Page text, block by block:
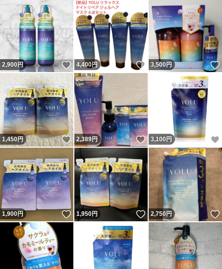
2,900円 いいね！
4,400円 いいね！
3,500円
1,450円 いいね！
2,389円 いいね！
3,100 円
1,900円 いいね！
1,950円 いいね！
2,750円